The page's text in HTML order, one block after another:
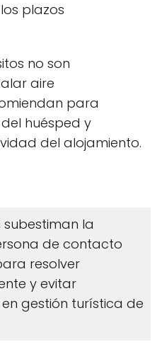
plazos
no son
aire
para
huésped y
del alojamiento.
la
de contacto
resolver
y evitar
en gestión turística de